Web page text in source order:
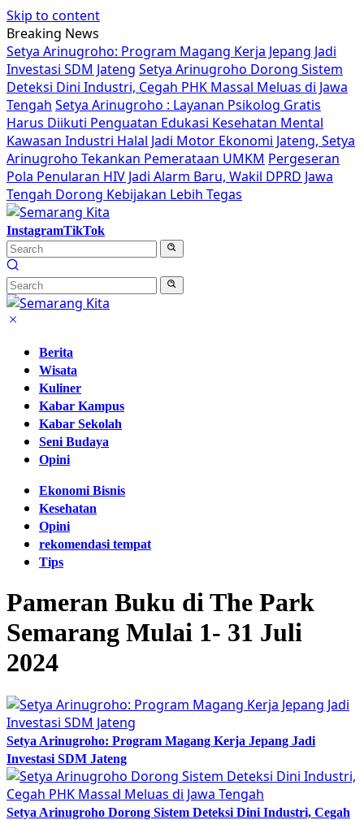
Skip to content
Breaking News
Setya Arinugroho: Program Magang Kerja Jepang Jadi
Investasi SDM Jateng Setya Arinugroho Dorong Sistem
Deteksi Dini Industri, Cegah PHK Massal Meluas di Jawa
Tengah Setya Arinugroho : Layanan Psikolog Gratis
Harus Diikuti Penguatan Edukasi Kesehatan Mental
Kawasan Industri Halal Jadi Motor Ekonomi Jateng, Setya
Arinugroho Tekankan Pemerataan UMKM Pergeseran
Pola Penularan HIV Jadi Alarm Baru, Wakil DPRD Jawa
Tengah Dorong Kebijakan Lebih Tegas
InstagramTikTok
Berita
Wisata
Kuliner
Kabar Kampus
Kabar Sekolah
Seni Budaya
Opini
Ekonomi Bisnis
Kesehatan
Opini
rekomendasi tempat
Tips
Pameran Buku di The Park
Semarang Mulai 1- 31 Juli
2024
Setya Arinugroho: Program Magang Kerja Jepang Jadi
Investasi SDM Jateng
Setya Arinugroho Dorong Sistem Deteksi Dini Industri, Cegah